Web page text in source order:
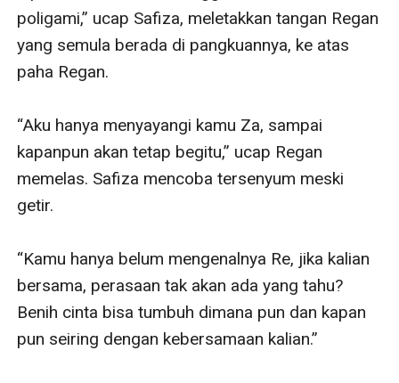
poligami,” ucap Safiza, meletakkan tangan Regan
yang semula berada di pangkuannya, ke atas
paha Regan.
“Aku hanya menyayangi kamu Za, sampai
kapanpun akan tetap begitu,” ucap Regan
memelas. Safiza mencoba tersenyum meski
getir.
“Kamu hanya belum mengenalnya Re, jika kalian
bersama, perasaan tak akan ada yang tahu?
Benih cinta bisa tumbuh dimana pun dan kapan
pun seiring dengan kebersamaan kalian.”